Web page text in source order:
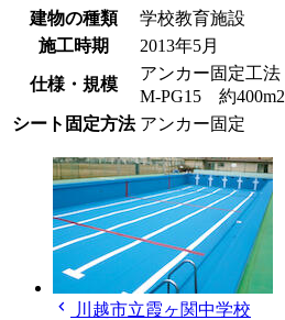
建物の種類
学校教育施設
施工時期
2013年5月
仕様・規模
アンカー固定工法
M-PG15 約400m2
シート固定方法 アンカー固定
chevron_left
川越市立霞ヶ関中学校